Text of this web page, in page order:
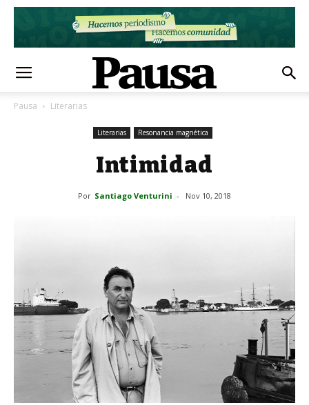
Pausa Literarias
Literarias Resonancia magnética
Intimidad
Por Santiago Venturini - Nov 10, 2018